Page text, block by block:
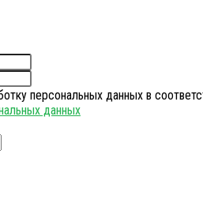
персональных данных в
данных